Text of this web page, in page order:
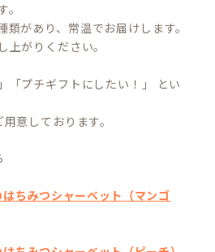
類があり、常温でお届けします。
上がりください。
「プチギフトにしたい！」 とい
意しております。
ちみつシャーベット（マンゴ